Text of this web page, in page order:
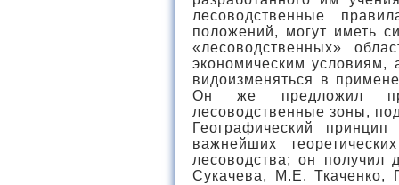
лесоводственные
положений, могут иметь
«лесоводственных»
экономическим
видоизменяться в
Он же предложил
лесоводственные зоны,
Географический
важнейших
лесоводства; он получил
Сукачева, М.Е.